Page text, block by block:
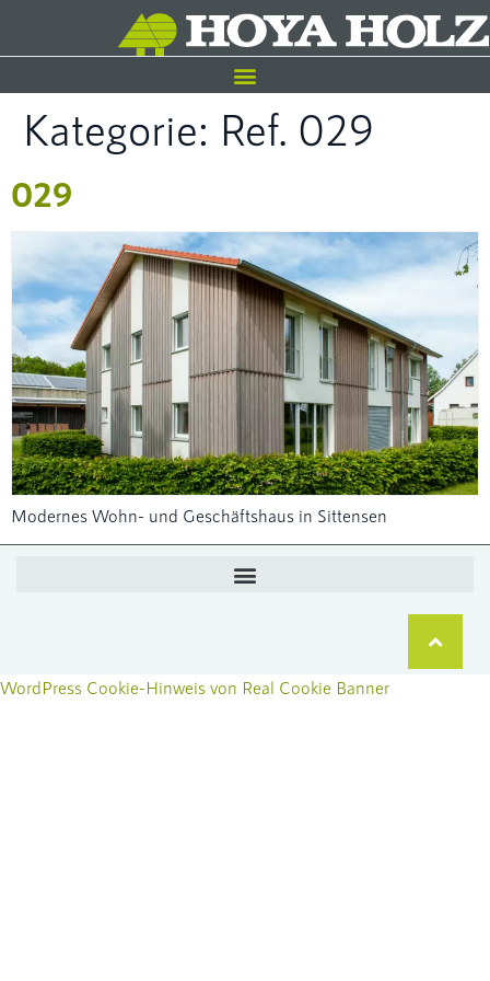
Kategorie: Ref. 029
029
Modernes Wohn- und Geschäftshaus in Sittensen
WordPress Cookie-Hinweis von Real Cookie Banner